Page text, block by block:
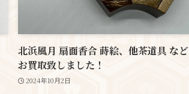
北浜風月 扇面香合 蒔絵、他茶道具 など
お買取致しました！
2024年10月2日